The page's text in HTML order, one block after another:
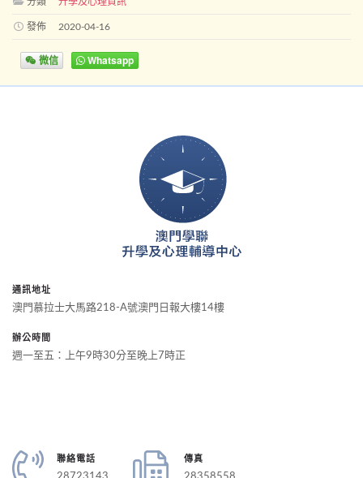
發佈 2020-04-16
微信 Whatsapp
聯絡電話 傳真
通訊地址
澳門慕拉士大馬路218-A號澳門日報大樓14樓
辦公時間
週一至五：上午9時30分至晚上7時正